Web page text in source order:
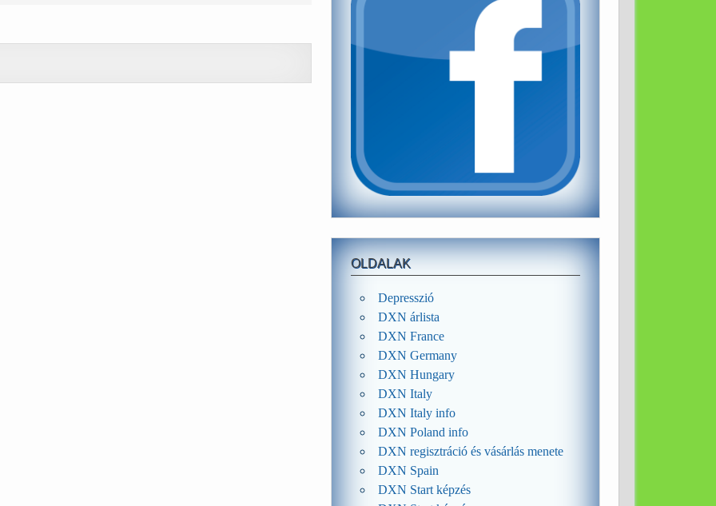
OLDALAK
Depresszió
DXN árlista
DXN France
DXN Germany
DXN Hungary
DXN Italy
DXN Italy info
DXN Poland info
DXN regisztráció és vásárlás menete
DXN Spain
DXN Start képzés